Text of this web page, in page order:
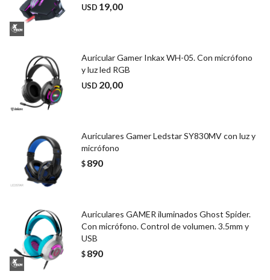
USD 19,00
Auricular Gamer Inkax WH-05. Con micrófono
y luz led RGB
USD 20,00
Auriculares Gamer Ledstar SY830MV con luz y
micrófono
$890
Auriculares GAMER iluminados Ghost Spider.
Con micrófono. Control de volumen. 3.5mm y
USB
$890